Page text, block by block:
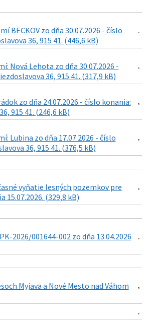
zo dňa 30.07.2026 - číslo
36, 915 41. (446,6 kB)
Lehota zo dňa 30.07.2026 -
36, 915 41. (317,9 kB)
zo dňa 24.07.2026 - číslo konania:
915 41. (246,6 kB)
zo dňa 17.07.2026 - číslo
36, 915 41. (376,5 kB)
vyňatie lesných pozemkov pre
15.07.2026. (329,8 kB)
2026/001644-002 zo dňa 13.04.2026
Myjava a Nové Mesto nad Váhom